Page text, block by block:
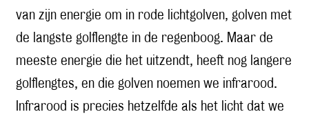
van zijn energie om in rode lichtgolven, golven met
de langste golflengte in de regenboog. Maar de
meeste energie die het uitzendt, heeft nog langere
golflengtes, en die golven noemen we infrarood.
Infrarood is precies hetzelfde als het licht dat we